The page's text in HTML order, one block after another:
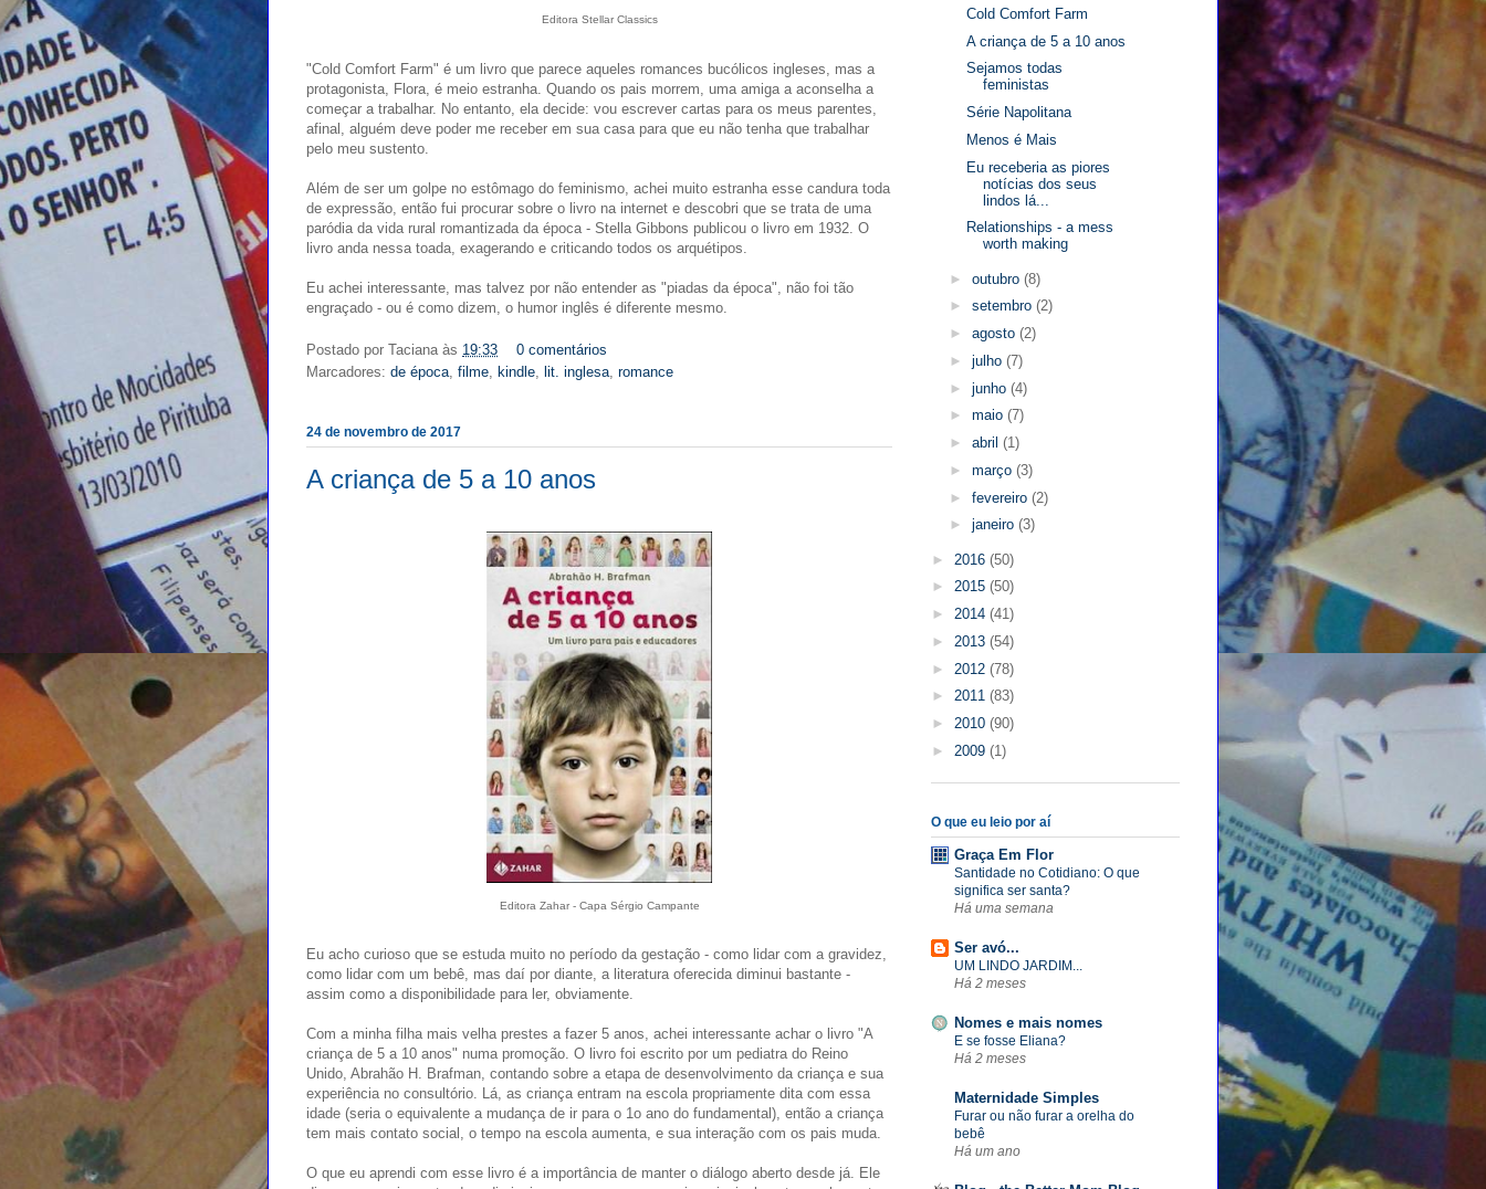
Editora Stellar Classics
"Cold Comfort Farm" é um livro que parece aqueles romances bucólicos ingleses, mas a
protagonista, Flora, é meio estranha. Quando os pais morrem, uma amiga a aconselha a
começar a trabalhar. No entanto, ela decide: vou escrever cartas para os meus parentes,
afinal, alguém deve poder me receber em sua casa para que eu não tenha que trabalhar
pelo meu sustento.
Além de ser um golpe no estômago do feminismo, achei muito estranha esse candura toda
de expressão, então fui procurar sobre o livro na internet e descobri que se trata de uma
paródia da vida rural romantizada da época - Stella Gibbons publicou o livro em 1932. O
livro anda nessa toada, exagerando e criticando todos os arquétipos.
Eu achei interessante, mas talvez por não entender as "piadas da época", não foi tão
engraçado - ou é como dizem, o humor inglês é diferente mesmo.
Postado por Taciana às 19:33
0 comentários
Marcadores: de época, filme, kindle, lit. inglesa, romance
24 de novembro de 2017
A criança de 5 a 10 anos
Editora Zahar - Capa Sérgio Campante
Eu acho curioso que se estuda muito no período da gestação - como lidar com a gravidez,
como lidar com um bebê, mas daí por diante, a literatura oferecida diminui bastante -
assim como a disponibilidade para ler, obviamente.
Com a minha filha mais velha prestes a fazer 5 anos, achei interessante achar o livro "A
criança de 5 a 10 anos" numa promoção. O livro foi escrito por um pediatra do Reino
Unido, Abrahão H. Brafman, contando sobre a etapa de desenvolvimento da criança e sua
experiência no consultório. Lá, as criança entram na escola propriamente dita com essa
idade (seria o equivalente a mudança de ir para o 1o ano do fundamental), então a criança
tem mais contato social, o tempo na escola aumenta, e sua interação com os pais muda.
O que eu aprendi com esse livro é a importância de manter o diálogo aberto desde já. Ele
Cold Comfort Farm
A criança de 5 a 10 anos
Sejamos todas
feministas
Série Napolitana
Menos é Mais
Eu receberia as piores
notícias dos seus
lindos lá...
Relationships - a mess
worth making
► outubro (8)
► setembro (2)
► agosto (2)
► julho (7)
► junho (4)
► maio (7)
► abril (1)
► março (3)
► fevereiro (2)
► janeiro (3)
► 2016 (50)
► 2015 (50)
► 2014 (41)
► 2013 (54)
► 2012 (78)
► 2011 (83)
► 2010 (90)
► 2009 (1)
O que eu leio por aí
Graça Em Flor
Santidade no Cotidiano: O que
significa ser santa?
Há uma semana
Ser avó...
UM LINDO JARDIM...
Há 2 meses
Nomes e mais nomes
E se fosse Eliana?
Há 2 meses
Maternidade Simples
Furar ou não furar a orelha do
bebê
Há um ano